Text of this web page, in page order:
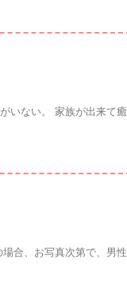
いない。 家族が出来て癒
合、お写真次第で、男性